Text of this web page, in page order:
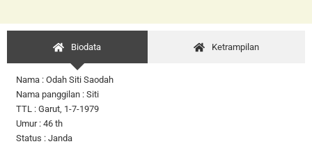
Biodata Ketrampilan
Nama : Odah Siti Saodah
Nama panggilan : Siti
TTL : Garut, 1-7-1979
Umur : 46 th
Status : Janda